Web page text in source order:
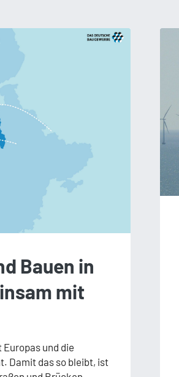
Bauen in
mit
und die
Damit das so bleibt, ist